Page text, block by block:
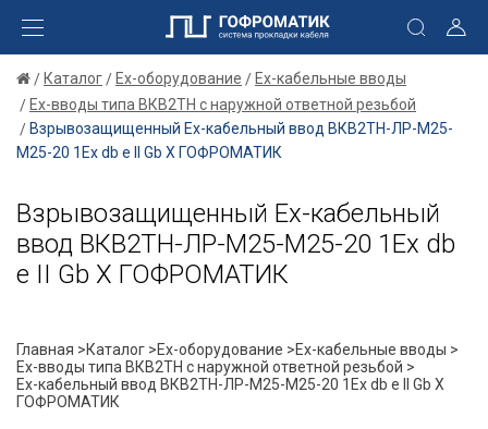
Каталог Ex-оборудование
Ex-кабельные вводы
Ex-вводы типа ВКВ2ТН с наружной ответной резьбой
Взрывозащищенный Ех-кабельный ввод ВКВ2ТН-ЛР-М25-
М25-20 1Ex db e II Gb X ГОФРОМАТИК
Взрывозащищенный Ех-кабельный
ввод ВКВ2ТН-ЛР-М25-М25-20 1Ex db
e II Gb X ГОФРОМАТИК
Главная >Каталог >Ex-оборудование >Ex-кабельные вводы >
Ex-вводы типа ВКВ2ТН с наружной ответной резьбой >
Ех-кабельный ввод ВКВ2ТН-ЛР-М25-М25-20 1Ex db e II Gb X
ГОФРОМАТИК